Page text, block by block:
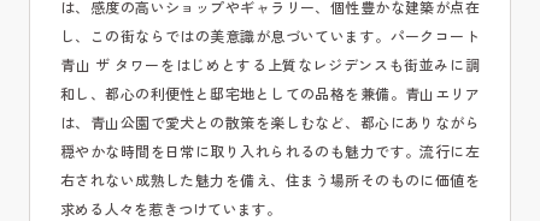
は、感度の高いショップやギャラリー、個性豊かな建築が点在
し、この街ならではの美意識が息づいています。パークコート
青山 ザ タワーをはじめとする上質なレジデンスも街並みに調
和し、都心の利便性と邸宅地としての品格を兼備。青山エリア
は、青山公園で愛犬との散策を楽しむなど、都心にありながら
穏やかな時間を日常に取り入れられるのも魅力です。流行に左
右されない成熟した魅力を備え、住まう場所そのものに価値を
求める人々を惹きつけています。